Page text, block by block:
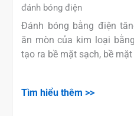
đánh bóng điện
Đánh bóng bằng điện
ăn mòn của kim loại
tạo ra bề mặt sạch, bề
Tìm hiểu thêm >>